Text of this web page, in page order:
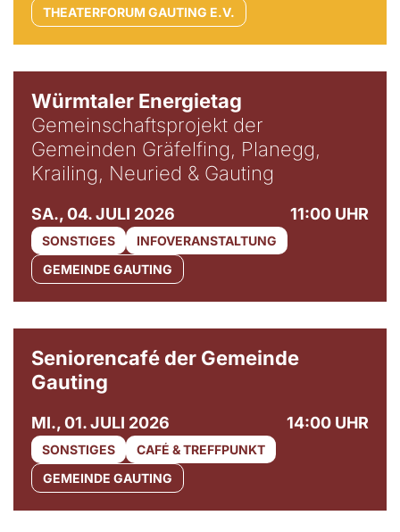
THEATERFORUM GAUTING E.V.
Würmtaler Energietag
Gemeinschaftsprojekt der
Gemeinden Gräfelfing, Planegg,
Krailing, Neuried & Gauting
SA., 04. JULI 2026 11:00 UHR
SONSTIGES
INFOVERANSTALTUNG
GEMEINDE GAUTING
Seniorencafé der Gemeinde
Gauting
MI., 01. JULI 2026 14:00 UHR
SONSTIGES
CAFÉ & TREFFPUNKT
GEMEINDE GAUTING